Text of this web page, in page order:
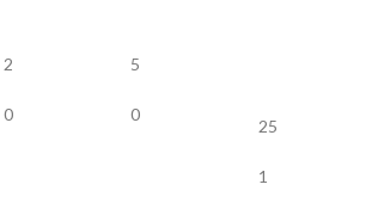
2
0
5
0
25
1